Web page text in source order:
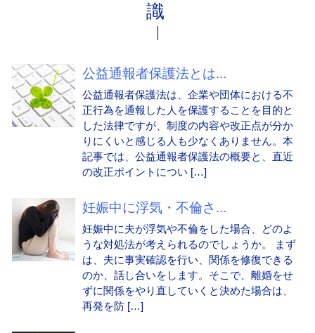
識
公益通報者保護法とは...
公益通報者保護法は、企業や団体における不
正行為を通報した人を保護することを目的と
した法律ですが、制度の内容や改正点が分か
りにくいと感じる人も少なくありません。本
記事では、公益通報者保護法の概要と、直近
の改正ポイントについ […]
妊娠中に浮気・不倫さ...
妊娠中に夫が浮気や不倫をした場合、どのよ
うな対処法が考えられるのでしょうか。 まず
は、夫に事実確認を行い、関係を修復できる
のか、話し合いをします。そこで、離婚をせ
ずに関係をやり直していくと決めた場合は、
再発を防 […]